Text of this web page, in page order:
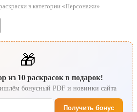
в категории «Персонажи»
🎁
из 10 раскрасок в подарок!
бонусный PDF и новинки сайта
Получить бонус